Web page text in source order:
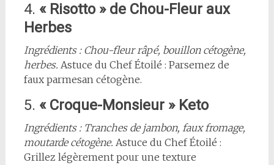
4. « Risotto » de Chou-Fleur aux
Herbes
Ingrédients : Chou-fleur râpé, bouillon cétogène,
herbes. Astuce du Chef Étoilé : Parsemez de
faux parmesan cétogène.
5. « Croque-Monsieur » Keto
Ingrédients : Tranches de jambon, faux fromage,
moutarde cétogène. Astuce du Chef Étoilé :
Grillez légèrement pour une texture